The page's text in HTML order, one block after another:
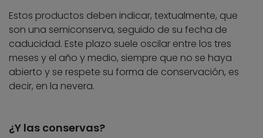
Estos productos deben indicar, textualmente, que
son una semiconserva, seguido de su fecha de
caducidad. Este plazo suele oscilar entre los tres
meses y el año y medio, siempre que no se haya
abierto y se respete su forma de conservación, es
decir, en la nevera.
¿Y las conservas?